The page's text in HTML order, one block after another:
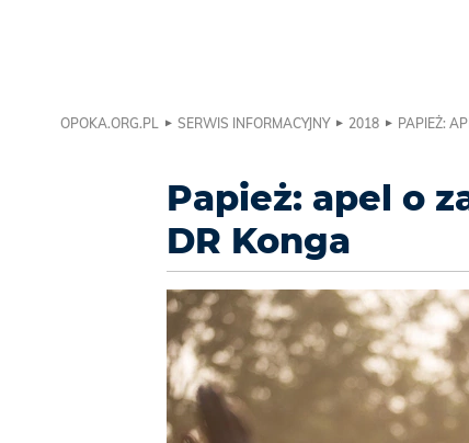
OPOKA.ORG.PL SERWIS INFORMACYJNY 2018 PAPIEŻ:
Papież: apel o
DR Konga